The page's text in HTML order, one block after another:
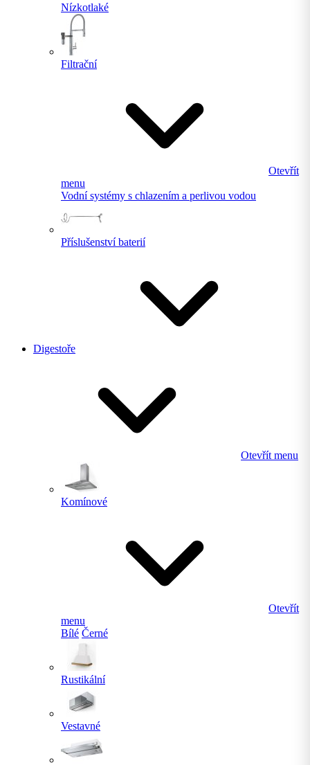
Nízkotlaké
Filtrační
Otevřít
menu
Vodní systémy s chlazením a perlivou vodou
Příslušenství baterií
Digestoře
Otevřít menu
Komínové
Otevřít
menu
Bílé Černé
Rustikální
Vestavné